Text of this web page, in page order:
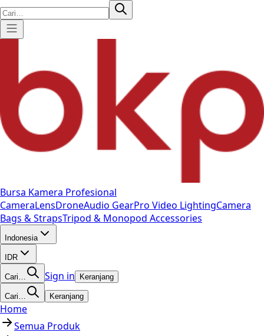
Bursa Kamera Profesional
CameraLensDroneAudio GearPro Video LightingCamera
Bags & StrapsTripod & Monopod Accessories
Indonesia
IDR
Cari… Sign in Keranjang
Cari… Keranjang
Home
Semua Produk